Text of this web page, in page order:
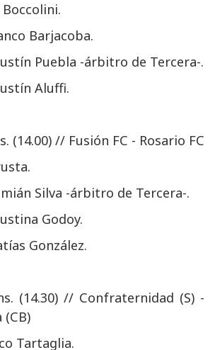
Barjacoba.
Puebla -árbitro de Tercera-.
Aluffi.
(14.00) // Fusión FC - Rosario FC
Silva -árbitro de Tercera-.
Godoy.
González.
(14.30) // Confraternidad (S) -
(CB)
Tartaglia.